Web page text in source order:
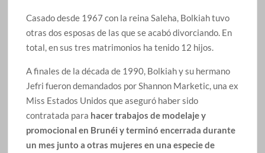
Casado desde 1967 con la reina Saleha, Bolkiah tuvo
otras dos esposas de las que se acabó divorciando. En
total, en sus tres matrimonios ha tenido 12 hijos.
A finales de la década de 1990, Bolkiah y su hermano
Jefri fueron demandados por Shannon Marketic, una ex
Miss Estados Unidos que aseguró haber sido
contratada para hacer trabajos de modelaje y
promocional en Brunéi y terminó encerrada durante
un mes junto a otras mujeres en una especie de